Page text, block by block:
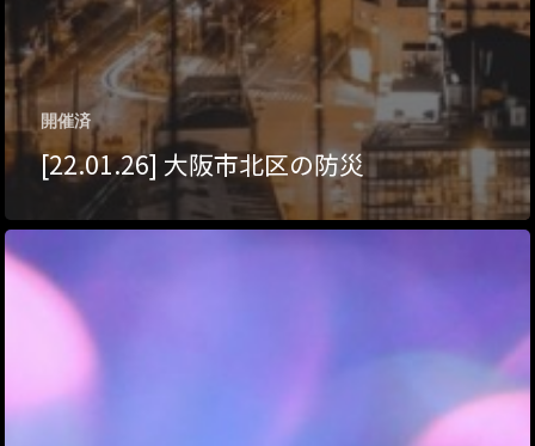
開催済
[22.01.26] 大阪市北区の防災